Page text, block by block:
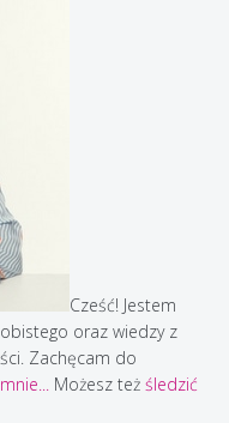
Cześć! Jestem
oraz wiedzy z
Zachęcam do
Możesz też śledzić